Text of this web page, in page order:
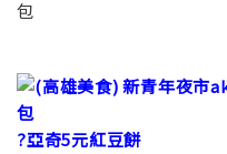
?亞奇5元紅豆餅